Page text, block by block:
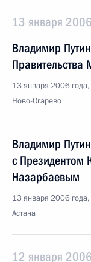
13 января
Владимир
13 января 2006
Ново-Огарево
Владимир
с Президентом
Назарбаевым
13 января 2006
Астана
12 января